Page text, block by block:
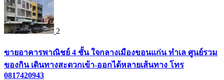
2
ขายอาคารพาณิชย์ 4 ชั้น ใจกลางเมืองขอนแก่น ทำเล ศูนย์รวม
ของกิน เดินทางสะดวกเข้า-ออกได้หลายเส้นทาง โทร
0817420943